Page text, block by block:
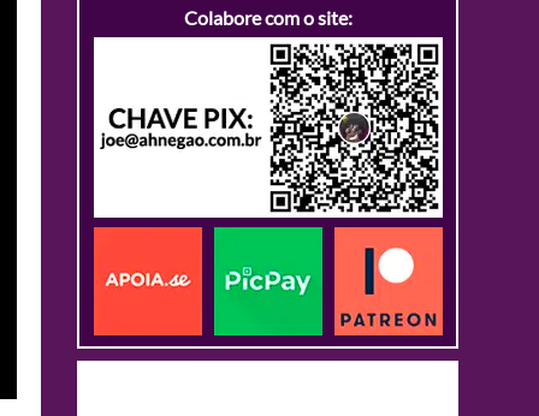
Colabore com o site: